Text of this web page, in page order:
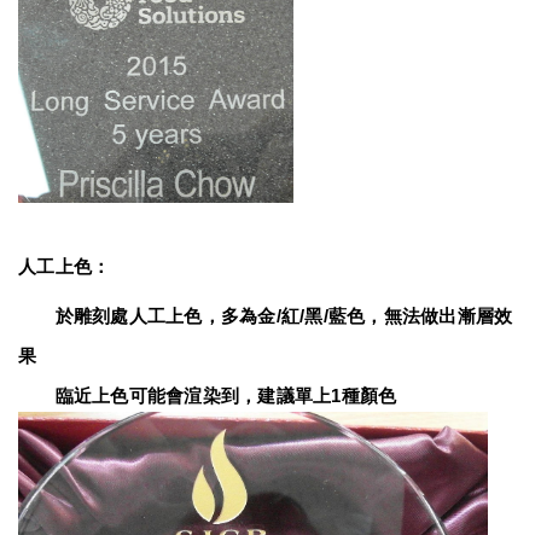
人工上色：
於雕刻處人工上色，多為金/紅/黑/藍色，無法做出漸層效
果
臨近上色可能會渲染到，建議單上1種顏色